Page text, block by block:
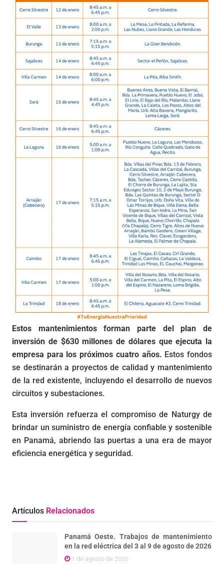
Estos mantenimientos forman parte del plan de
inversión de $630 millones de dólares que ejecuta la
empresa para los próximos cuatro años. Estos fondos
se destinarán a proyectos de calidad y mantenimiento
de la red existente, incluyendo el desarrollo de nuevos
circuitos y subestaciones.
Esta inversión refuerza el compromiso de Naturgy de
brindar un suministro de energía confiable y sostenible
en Panamá, abriendo las puertas a una era de mayor
eficiencia energética y seguridad.
Artículos Relacionados
Panamá Oeste. Trabajos de mantenimiento
en la red eléctrica del 3 al 9 de agosto de 2026
1 de agosto de 2026